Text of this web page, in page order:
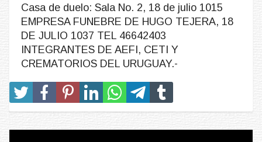
Casa de duelo: Sala No. 2, 18 de julio 1015
EMPRESA FUNEBRE DE HUGO TEJERA, 18
DE JULIO 1037 TEL 46642403
INTEGRANTES DE AEFI, CETI Y
CREMATORIOS DEL URUGUAY.-